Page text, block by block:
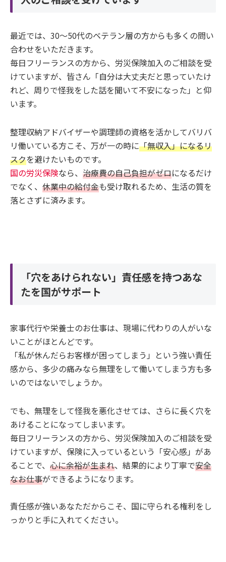
最近では、30～50代のベテラン層の方からも多くの問い
合わせをいただきます。
毎日フリーランスの方から、労災保険加入のご相談を受
けていますが、皆さん「自分は大丈夫だと思っていたけ
れど、周りで怪我をした話を聞いて不安になった」と仰
います。
整理収納アドバイザーや調理師の資格を活かしてバリバ
リ働いている方こそ、万が一の時に「無収入」になるリ
スクを避けたいものです。
国の労災保険なら、 治療費の自己負担がゼロになるだけ
でなく、 休業中の給付金も受け取れるため、生活の質を
落とさずに済みます。
「穴をあけられない」責任感を持つあな
たを国がサポート
家事代行や栄養士のお仕事は、現場に代わりの人がいな
いことがほとんどです。
「私が休んだらお客様が困ってしまう」という強い責任
感から、多少の痛みなら無理をして働いてしまう方も多
いのではないでしょうか。
でも、無理をして怪我を悪化させては、さらに長く穴を
あけることになってしまいます。
毎日フリーランスの方から、労災保険加入のご相談を受
けていますが、保険に入っているという「安心感」があ
ることで、 心に余裕が生まれ、結果的により丁寧で安全
なお仕事ができるようになります。
責任感が強いあなただからこそ、国に守られる権利をし
っかりと手に入れてください。